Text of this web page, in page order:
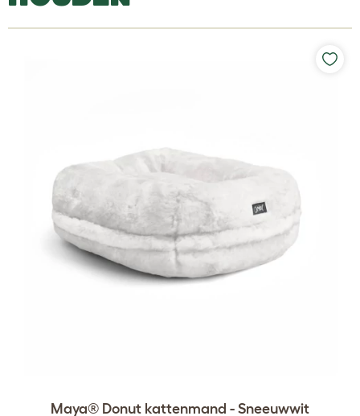
Maya® Donut kattenmand - Sneeuwwit